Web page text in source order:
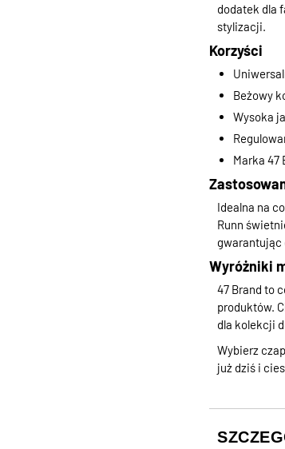
dodatek dla
stylizacji.
Korzyści
Beżowy
Wysoka
Marka 47
Idealna na
Runn
gwarantując
Wyróżniki
47 Brand to
produktów.
dla kolekcji
Wybierz
już dziś i